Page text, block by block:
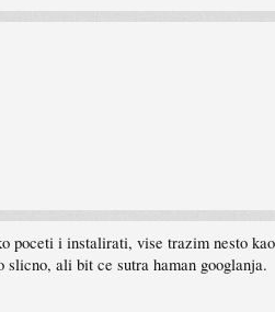
poceti i instalirati, vise trazim nesto
slicno, ali bit ce sutra haman googlanja.